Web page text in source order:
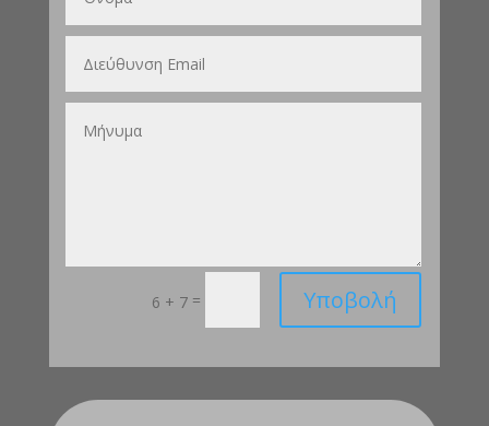
6 + 7 = Υποβολή